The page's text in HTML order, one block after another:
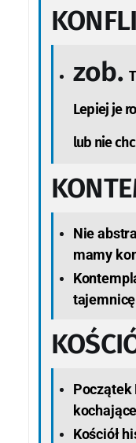
zob.
Lepiej je
lub nie
Nie
mamy
tajemnicę
Początek
Kościół